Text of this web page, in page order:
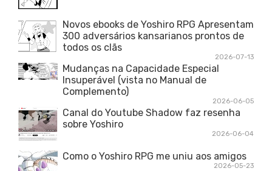
Novos ebooks de Yoshiro RPG Apresentam
300 adversários kansarianos prontos de
todos os clãs
2026-07-13
Mudanças na Capacidade Especial
Insuperável (vista no Manual de
Complemento)
2026-06-05
Canal do Youtube Shadow faz resenha
sobre Yoshiro
2026-06-04
Como o Yoshiro RPG me uniu aos amigos
2026-05-23